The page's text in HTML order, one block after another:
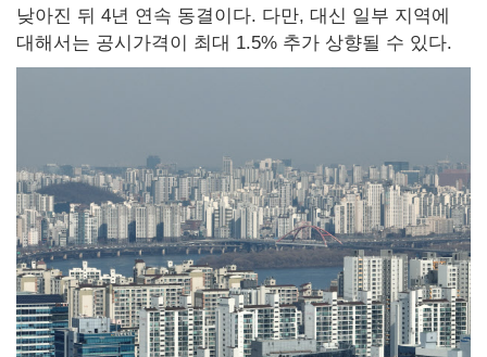
낮아진 뒤 4년 연속 동결이다. 다만, 대신 일부 지역에
대해서는 공시가격이 최대 1.5% 추가 상향될 수 있다.